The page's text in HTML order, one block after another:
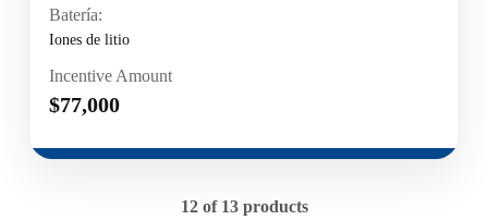
Batería:
Iones de litio
Incentive Amount
$77,000
12 of 13 products